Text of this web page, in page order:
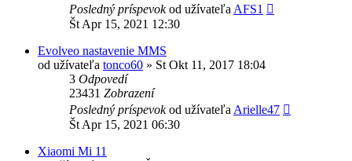
Posledný príspevokod užívateľa AFS1
Št Apr 15, 2021 12:30
Evolveo nastavenie MMS
od užívateľa tonco60 » St Okt 11, 2017 18:04
3 Odpovedí
23431 Zobrazení
Posledný príspevokod užívateľa Arielle47
Št Apr 15, 2021 06:30
Xiaomi Mi 11